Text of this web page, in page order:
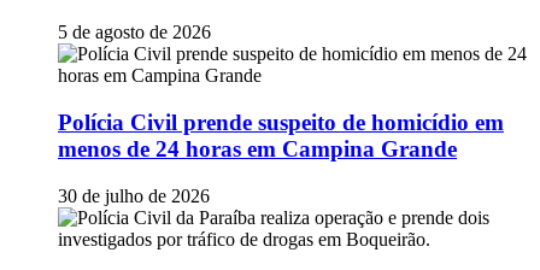
5 de agosto de 2026
Polícia Civil prende suspeito de homicídio em
menos de 24 horas em Campina Grande
30 de julho de 2026